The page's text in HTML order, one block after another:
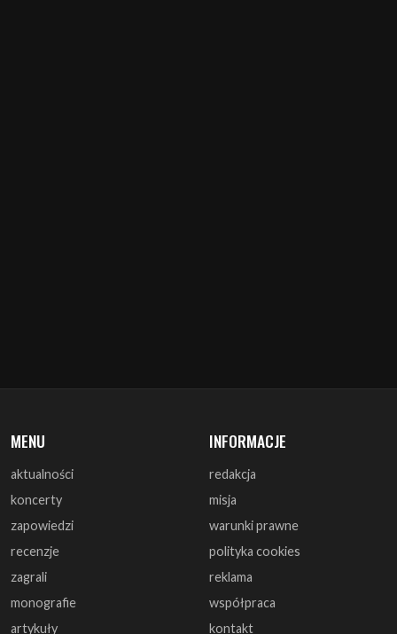
MENU
aktualności
koncerty
zapowiedzi
recenzje
zagrali
monografie
artykuły
INFORMACJE
redakcja
misja
warunki prawne
polityka cookies
reklama
współpraca
kontakt